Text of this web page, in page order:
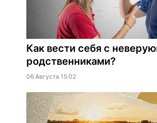
Как вести себя с
родственниками?
06 Августа 15:02